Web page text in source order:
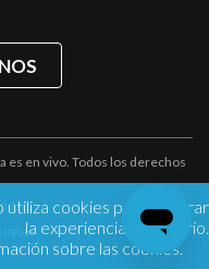
es en vivo. Todos los derechos
utiliza cookies para mejorar
la experiencia de usuario.
sobre las cookies.